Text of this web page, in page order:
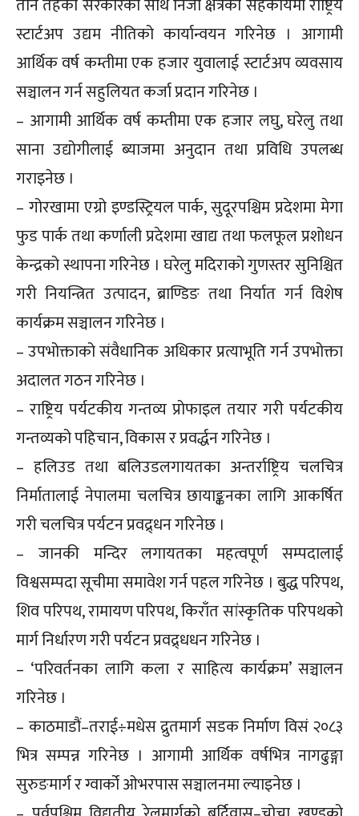
तीनै तहका सरकारका साथै निजी क्षेत्रको सहकार्यमा राष्ट्रिय
स्टार्टअप उद्यम नीतिको कार्यान्वयन गरिनेछ । आगामी
आर्थिक वर्ष कम्तीमा एक हजार युवालाई स्टार्टअप व्यवसाय
सञ्चालन गर्न सहुलियत कर्जा प्रदान गरिनेछ ।
– आगामी आर्थिक वर्ष कम्तीमा एक हजार लघु, घरेलु तथा
साना उद्योगीलाई ब्याजमा अनुदान तथा प्रविधि उपलब्ध
गराइनेछ ।
– गोरखामा एग्रो इण्डस्ट्रियल पार्क, सुदूरपश्चिम प्रदेशमा मेगा
फुड पार्क तथा कर्णाली प्रदेशमा खाद्य तथा फलफूल प्रशोधन
केन्द्रको स्थापना गरिनेछ । घरेलु मदिराको गुणस्तर सुनिश्चित
गरी नियन्त्रित उत्पादन, ब्राण्डिङ तथा निर्यात गर्न विशेष
कार्यक्रम सञ्चालन गरिनेछ ।
– उपभोक्ताको संवैधानिक अधिकार प्रत्याभूति गर्न उपभोक्ता
अदालत गठन गरिनेछ ।
– राष्ट्रिय पर्यटकीय गन्तव्य प्रोफाइल तयार गरी पर्यटकीय
गन्तव्यको पहिचान, विकास र प्रवर्द्धन गरिनेछ ।
– हलिउड तथा बलिउडलगायतका अन्तर्राष्ट्रिय चलचित्र
निर्मातालाई नेपालमा चलचित्र छायाङ्कनका लागि आकर्षित
गरी चलचित्र पर्यटन प्रवद्र्धन गरिनेछ ।
– जानकी मन्दिर लगायतका महत्वपूर्ण सम्पदालाई
विश्वसम्पदा सूचीमा समावेश गर्न पहल गरिनेछ । बुद्ध परिपथ,
शिव परिपथ, रामायण परिपथ, किराँत सांस्कृतिक परिपथको
मार्ग निर्धारण गरी पर्यटन प्रवद्र्धधन गरिनेछ ।
– ‘परिवर्तनका लागि कला र साहित्य कार्यक्रम’ सञ्चालन
गरिनेछ ।
– काठमाडौं–तराई÷मधेस द्रुतमार्ग सडक निर्माण विसं २०८३
भित्र सम्पन्न गरिनेछ । आगामी आर्थिक वर्षभित्र नागढुङ्गा
सुरुङमार्ग र ग्वार्को ओभरपास सञ्चालनमा ल्याइनेछ ।